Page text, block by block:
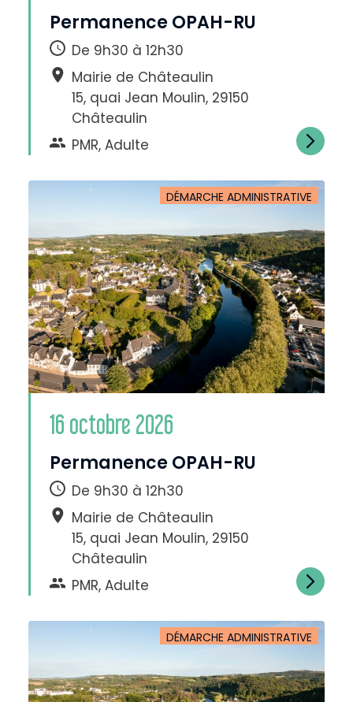
D
i
u
e
r
l
e
t
e
x
t
e
Permanence OPAH-RU
De 9h30 à 12h30
Mairie de Châteaulin
15, quai Jean Moulin, 29150
Châteaulin
PMR, Adulte
DÉMARCHE ADMINISTRATIVE
16 octobre 2026
Permanence OPAH-RU
De 9h30 à 12h30
Mairie de Châteaulin
15, quai Jean Moulin, 29150
Châteaulin
PMR, Adulte
DÉMARCHE ADMINISTRATIVE